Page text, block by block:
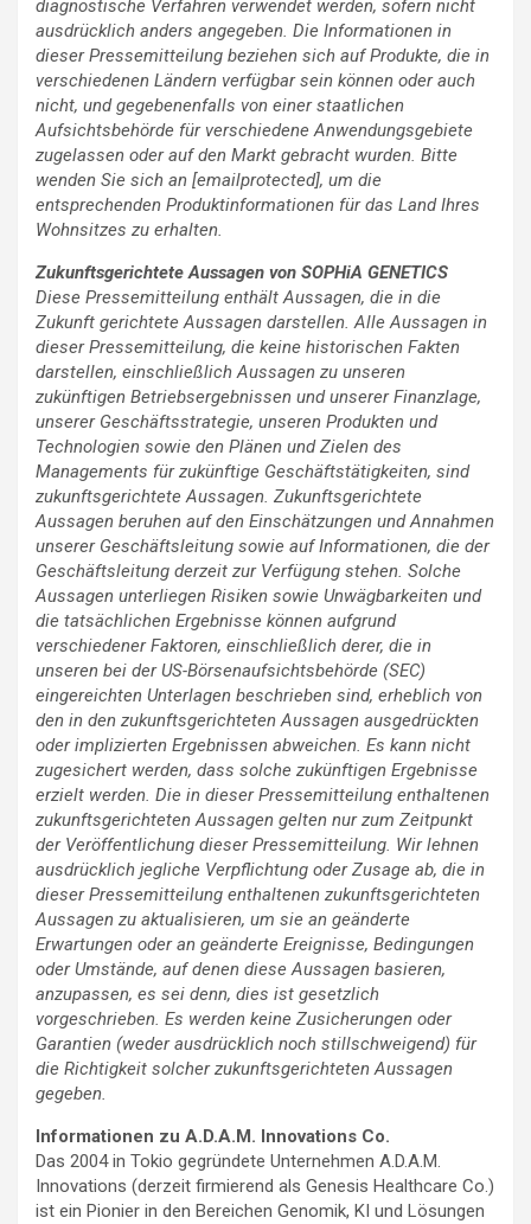
diagnostische Verfahren verwendet werden, sofern nicht
ausdrücklich anders angegeben. Die Informationen in
dieser Pressemitteilung beziehen sich auf Produkte, die in
verschiedenen Ländern verfügbar sein können oder auch
nicht, und gegebenenfalls von einer staatlichen
Aufsichtsbehörde für verschiedene Anwendungsgebiete
zugelassen oder auf den Markt gebracht wurden. Bitte
wenden Sie sich an [emailprotected], um die
entsprechenden Produktinformationen für das Land Ihres
Wohnsitzes zu erhalten.
Zukunftsgerichtete Aussagen von SOPHiA GENETICS
Diese Pressemitteilung enthält Aussagen, die in die
Zukunft gerichtete Aussagen darstellen. Alle Aussagen in
dieser Pressemitteilung, die keine historischen Fakten
darstellen, einschließlich Aussagen zu unseren
zukünftigen Betriebsergebnissen und unserer Finanzlage,
unserer Geschäftsstrategie, unseren Produkten und
Technologien sowie den Plänen und Zielen des
Managements für zukünftige Geschäftstätigkeiten, sind
zukunftsgerichtete Aussagen. Zukunftsgerichtete
Aussagen beruhen auf den Einschätzungen und Annahmen
unserer Geschäftsleitung sowie auf Informationen, die der
Geschäftsleitung derzeit zur Verfügung stehen. Solche
Aussagen unterliegen Risiken sowie Unwägbarkeiten und
die tatsächlichen Ergebnisse können aufgrund
verschiedener Faktoren, einschließlich derer, die in
unseren bei der US-Börsenaufsichtsbehörde (SEC)
eingereichten Unterlagen beschrieben sind, erheblich von
den in den zukunftsgerichteten Aussagen ausgedrückten
oder implizierten Ergebnissen abweichen. Es kann nicht
zugesichert werden, dass solche zukünftigen Ergebnisse
erzielt werden. Die in dieser Pressemitteilung enthaltenen
zukunftsgerichteten Aussagen gelten nur zum Zeitpunkt
der Veröffentlichung dieser Pressemitteilung. Wir lehnen
ausdrücklich jegliche Verpflichtung oder Zusage ab, die in
dieser Pressemitteilung enthaltenen zukunftsgerichteten
Aussagen zu aktualisieren, um sie an geänderte
Erwartungen oder an geänderte Ereignisse, Bedingungen
oder Umstände, auf denen diese Aussagen basieren,
anzupassen, es sei denn, dies ist gesetzlich
vorgeschrieben. Es werden keine Zusicherungen oder
Garantien (weder ausdrücklich noch stillschweigend) für
die Richtigkeit solcher zukunftsgerichteten Aussagen
gegeben.
Informationen zu A.D.A.M. Innovations Co.
Das 2004 in Tokio gegründete Unternehmen A.D.A.M.
Innovations (derzeit firmierend als Genesis Healthcare Co.)
ist ein Pionier in den Bereichen Genomik, KI und Lösungen